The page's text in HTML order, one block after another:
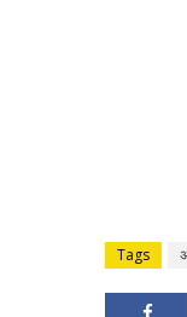
Tags